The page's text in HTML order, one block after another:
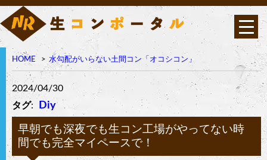
オコシコンは高い透水性
を持ちながら表面強度・
曲げ強度に優れたポーラ
ス構造の高強度コンクリ
HOME 水勾配がいらない土間コン「オコシコン」
2024/04/30
タグ: Diy
早朝でも深夜でも生コン工場がやってない時
間でも完全マイペースで！